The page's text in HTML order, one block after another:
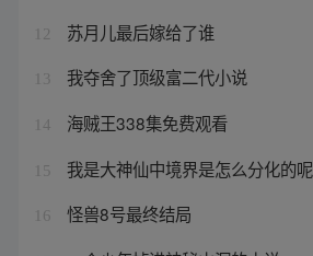
12 苏月儿最后嫁给了谁
13 我夺舍了顶级富二代小说
14 海贼王338集免费观看
15 我是大神仙中境界是怎么分化的呢
16 怪兽8号最终结局